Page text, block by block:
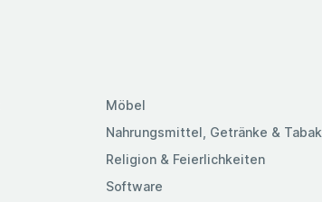
Möbel
Nahrungsmittel, Getränke & Tabak
Religion & Feierlichkeiten
Software